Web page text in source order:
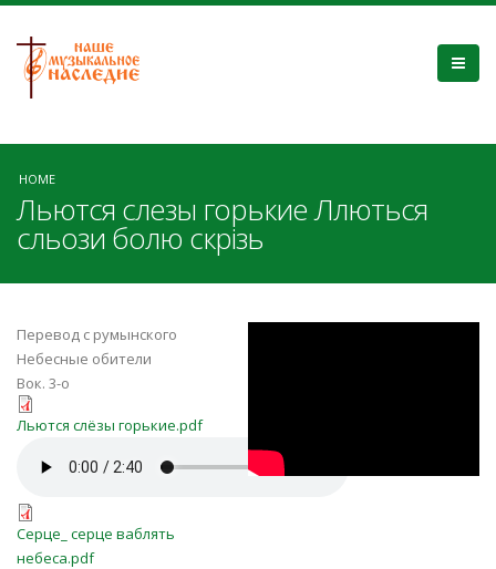
HOME
Льются слезы горькие Ллються
сльози болю скрізь
Перевод с румынского
Небесные обители
Вок. 3-о
Льются слёзы горькие.pdf
Льются слёзы горькие.pdf
Сердце-сердце-к-небесам-
влечёт.m4a
Серце_ серце ваблять небеса.pdf
Серце_ серце ваблять
небеса.pdf